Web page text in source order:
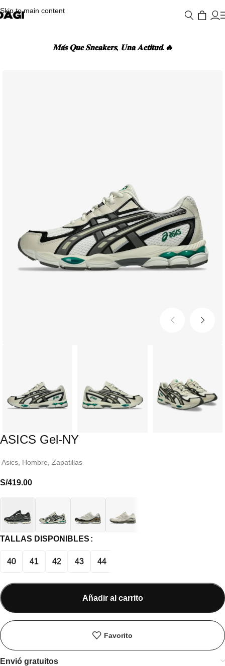
Skip to main content
𝐌𝐚́𝐬 𝐐𝐮𝐞 𝐒𝐧𝐞𝐚𝐤𝐞𝐫𝐬, 𝐔𝐧𝐚 𝐀𝐜𝐭𝐢𝐭𝐮𝐝.🔥
ASICS Gel-NY
Asics Hombre Zapatillas
S/419.00
TALLAS DISPONIBLES
40 41 42 43 44
Añadir al carrito
Favorito
Envió gratuitos